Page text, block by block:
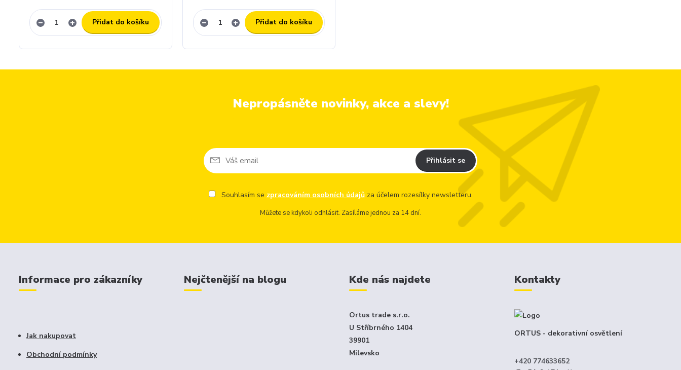
Přidat do košíku Přidat do košíku
Nepropásněte novinky, akce a slevy!
Přihlásit se
Souhlasím se zpracováním osobních údajůza účelem rozesílky newsletteru.
Můžete se kdykoli odhlásit. Zasíláme jednou za 14 dní.
Informace pro zákazníky
Jak nakupovat
Obchodní podmínky
Nejčtenější na blogu Kde nás najdete
Ortus trade s.r.o.
U Stříbrného 1404
39901
Milevsko
Kontakty
ORTUS - dekorativní osvětlení
+420 774633652